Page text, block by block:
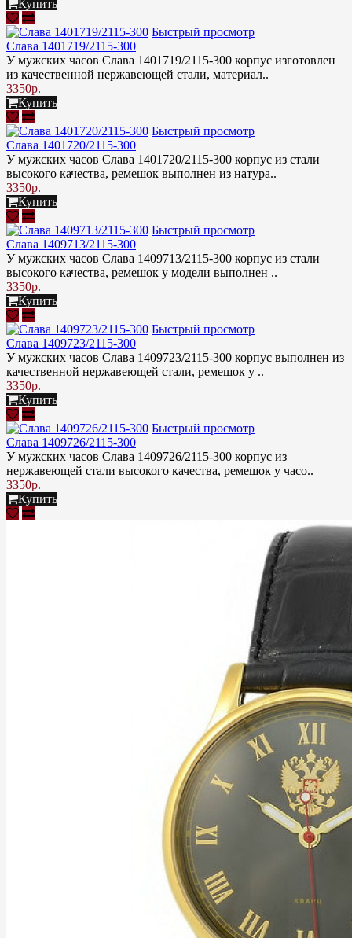
Купить
Быстрый просмотр
Слава 1401719/2115-300
У мужских часов Слава 1401719/2115-300 корпус изготовлен
из качественной нержавеющей стали, материал..
3350р.
Купить
Быстрый просмотр
Слава 1401720/2115-300
У мужских часов Слава 1401720/2115-300 корпус из стали
высокого качества, ремешок выполнен из натура..
3350р.
Купить
Быстрый просмотр
Слава 1409713/2115-300
У мужских часов Слава 1409713/2115-300 корпус из стали
высокого качества, ремешок у модели выполнен ..
3350р.
Купить
Быстрый просмотр
Слава 1409723/2115-300
У мужских часов Слава 1409723/2115-300 корпус выполнен из
качественной нержавеющей стали, ремешок у ..
3350р.
Купить
Быстрый просмотр
Слава 1409726/2115-300
У мужских часов Слава 1409726/2115-300 корпус из
нержавеющей стали высокого качества, ремешок у часо..
3350р.
Купить